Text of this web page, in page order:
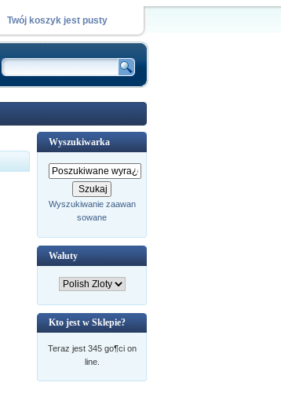
Twój koszyk jest pusty
Wyszukiwarka
Wyszukiwanie zaawan
sowane
Waluty
Kto jest w Sklepie?
Teraz jest 345 go¶ci on
line.